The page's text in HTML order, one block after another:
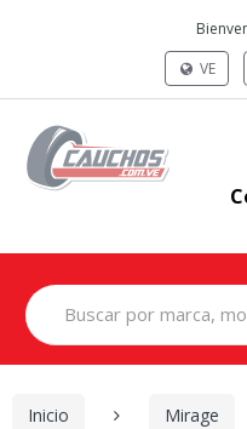
VE
Search
for:
Inicio Mirage